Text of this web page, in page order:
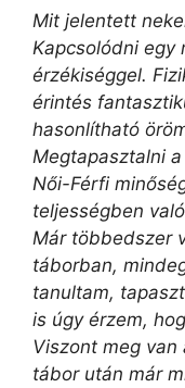
Mit jelentett
Kapcsolódni egy
érzékiséggel.
érintés
hasonlítható
Megtapasztalni
Női-Férfi
teljességben
Már többedszer
táborban,
tanultam,
is úgy érzem,
Viszont meg van
tábor után már